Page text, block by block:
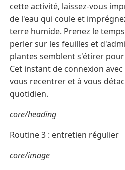
cette activité, laissez-vous
de l'eau qui coule et
terre humide. Prenez le
perler sur les feuilles et
plantes semblent s'étirer
Cet instant de connexion
vous recentrer et à vous
quotidien.
core/heading
Routine 3 : entretien régulier
core/image